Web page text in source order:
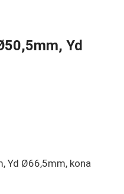
Yd
Yd Ø66,5mm, kona